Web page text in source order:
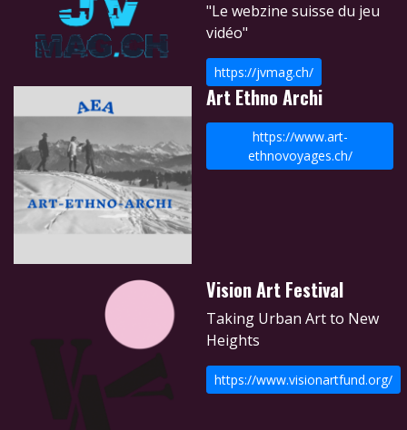
"Le webzine suisse du jeu
vidéo"
https://jvmag.ch/
Art Ethno Archi
https://www.art-
ethnovoyages.ch/
Vision Art Festival
Taking Urban Art to New
Heights
https://www.visionartfund.org/